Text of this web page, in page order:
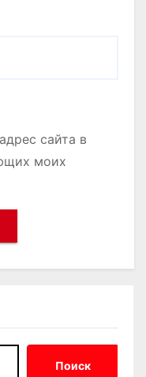
сайта в
моих
Поиск